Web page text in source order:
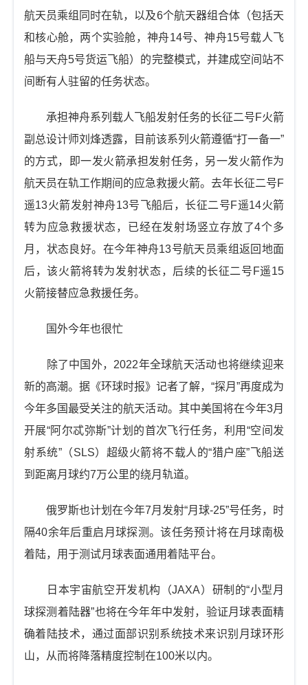
航天员乘组同时在轨，以及6个航天器组合体（包括天
和核心舱，两个实验舱，神舟14号、神舟15号载人飞
船与天舟5号货运飞船）的完整模式，并建成空间站不
间断有人驻留的任务状态。
承担神舟系列载人飞船发射任务的长征二号F火箭
副总设计师刘烽透露，目前该系列火箭遵循“打一备一”
的方式，即一发火箭承担发射任务，另一发火箭作为
航天员在轨工作期间的应急救援火箭。去年长征二号F
遥13火箭发射神舟13号飞船后，长征二号F遥14火箭
转为应急救援状态，已经在发射场竖立存放了4个多
月，状态良好。在今年神舟13号航天员乘组返回地面
后，该火箭将转为发射状态，后续的长征二号F遥15
火箭接替应急救援任务。
国外今年也很忙
除了中国外，2022年全球航天活动也将继续迎来
新的高潮。据《环球时报》记者了解，“探月”再度成为
今年多国最受关注的航天活动。其中美国将在今年3月
开展“阿尔忒弥斯”计划的首次飞行任务，利用“空间发
射系统”（SLS）超级火箭将不载人的“猎户座”飞船送
到距离月球约7万公里的绕月轨道。
俄罗斯也计划在今年7月发射“月球-25”号任务，时
隔40余年后重启月球探测。该任务预计将在月球南极
着陆，用于测试月球表面通用着陆平台。
日本宇宙航空开发机构（JAXA）研制的“小型月
球探测着陆器”也将在今年年中发射，验证月球表面精
确着陆技术，通过面部识别系统技术来识别月球环形
山，从而将降落精度控制在100米以内。